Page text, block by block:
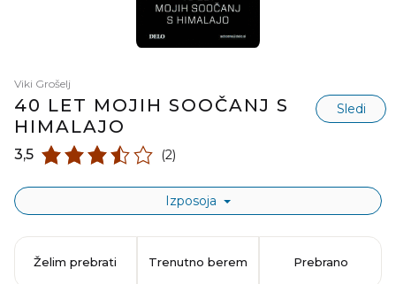
Viki Grošelj
40 LET MOJIH SOOČANJ S
HIMALAJO
Sledi
3,5 (2)
Izposoja
Želim prebrati Trenutno berem Prebrano